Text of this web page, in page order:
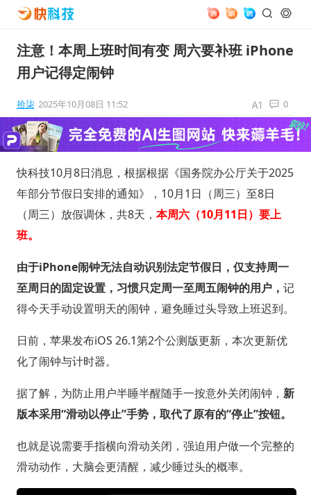
注意！本周上班时间有变 周六要补班 iPhone
用户记得定闹钟
拾柒 2025年10月08日 11:52 0
快科技10月8日消息，根据根据《国务院办公厅关于2025
年部分节假日安排的通知》，10月1日（周三）至8日
（周三）放假调休，共8天， 本周六（10月11日）要上
班。
由于iPhone闹钟无法自动识别法定节假日，仅支持周一
至周日的固定设置，习惯只定周一至周五闹钟的用户， 记
得今天手动设置明天的闹钟，避免睡过头导致上班迟到。
日前，苹果发布iOS 26.1第2个公测版更新，本次更新优
化了闹钟与计时器。
据了解，为防止用户半睡半醒随手一按意外关闭闹钟， 新
版本采用“滑动以停止”手势，取代了原有的“停止”按钮。
也就是说需要手指横向滑动关闭，强迫用户做一个完整的
滑动动作，大脑会更清醒，减少睡过头的概率。